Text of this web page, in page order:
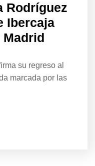
Rodríguez
Ibercaja
su regreso al
marcada por las